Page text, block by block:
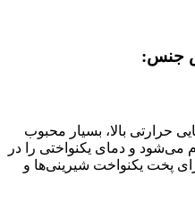
جنس:
حرارتی بالا، بسیار محبوب
و دمای یکنواختی را در
پخت یکنواخت شیرینی‌ها و